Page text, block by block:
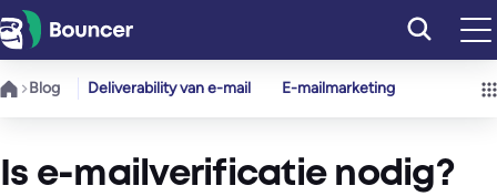
Ga
naar
de
Blog Deliverability van e-mail E-mailmarketing
Is e-mailverificatie nodig?